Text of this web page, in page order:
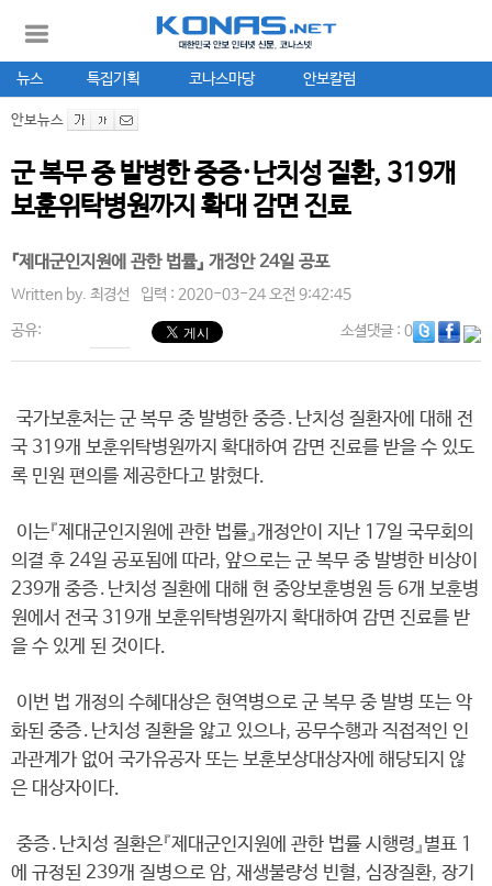
뉴스 특집기획 코나스마당 안보칼럼
안보뉴스
군 복무 중 발병한 중증·난치성 질환, 319개
보훈위탁병원까지 확대 감면 진료
『제대군인지원에 관한 법률』 개정안 24일 공포
Written by. 최경선 입력 : 2020-03-24 오전 9:42:45
공유: 소셜댓글: 0
국가보훈처는 군 복무 중 발병한 중증․난치성 질환자에 대해 전
국 319개 보훈위탁병원까지 확대하여 감면 진료를 받을 수 있도
록 민원 편의를 제공한다고 밝혔다.
이는『제대군인지원에 관한 법률』개정안이 지난 17일 국무회의
의결 후 24일 공포됨에 따라, 앞으로는 군 복무 중 발병한 비상이
239개 중증․난치성 질환에 대해 현 중앙보훈병원 등 6개 보훈병
원에서 전국 319개 보훈위탁병원까지 확대하여 감면 진료를 받
을 수 있게 된 것이다.
이번 법 개정의 수혜대상은 현역병으로 군 복무 중 발병 또는 악
화된 중증․난치성 질환을 앓고 있으나, 공무수행과 직접적인 인
과관계가 없어 국가유공자 또는 보훈보상대상자에 해당되지 않
은 대상자이다.
중증․난치성 질환은『제대군인지원에 관한 법률 시행령』별표 1
에 규정된 239개 질병으로 암, 재생불량성 빈혈, 심장질환, 장기